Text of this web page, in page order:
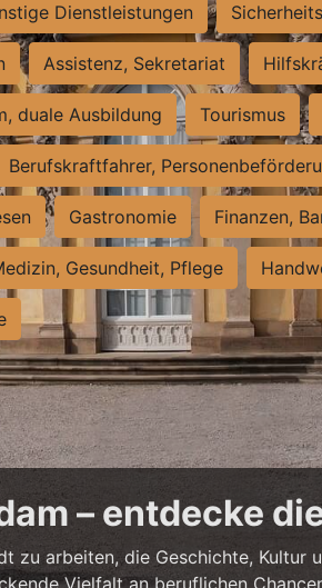
Dienstleistungen
Assistenz, Sekretariat
duale Ausbildung Tourismus
Berufskraftfahrer,
Gastronomie Finanzen,
Gesundheit, Pflege
– entdecke
zu arbeiten, die Geschichte, Kultur